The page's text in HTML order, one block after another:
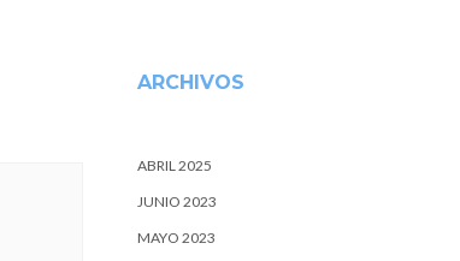
ARCHIVOS
ABRIL 2025
JUNIO 2023
MAYO 2023